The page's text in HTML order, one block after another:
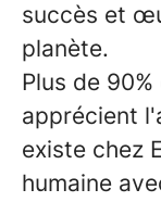
succès et
planète.
Plus de
apprécient
existe chez
humaine